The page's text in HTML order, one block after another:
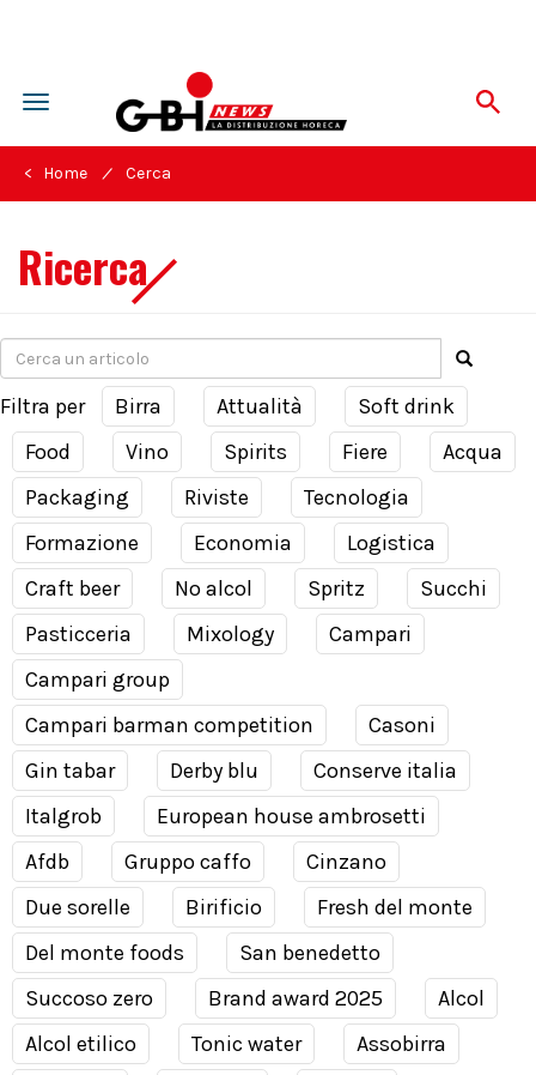
Toggle
navigation
< Home / Cerca
Ricerca
Filtra per Birra Attualità
Soft drink
Food
Vino Spirits Fiere
Acqua
Packaging
Riviste
Tecnologia
Formazione
Economia
Logistica
Craft beer
No alcol Spritz
Succhi
Pasticceria
Mixology
Campari
Campari group
Campari barman competition
Casoni
Gin tabar
Derby blu
Conserve italia
Italgrob
European house ambrosetti
Afdb
Gruppo caffo
Cinzano
Due sorelle
Birificio
Fresh del monte
Del monte foods
San benedetto
Succoso zero
Brand award 2025
Alcol
Alcol etilico
Tonic water
Assobirra